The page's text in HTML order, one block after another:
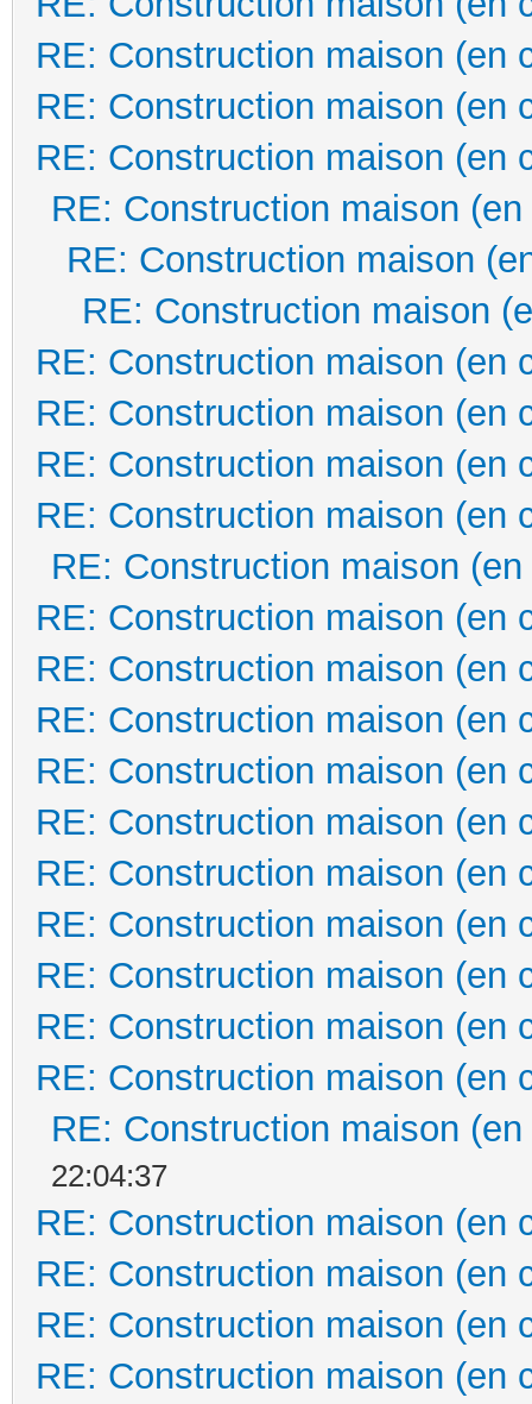
RE: Construction maison (en
RE: Construction maison (en
RE: Construction maison (en
RE: Construction maison
RE: Construction maison
RE: Construction maison
RE: Construction maison (en
RE: Construction maison (en
RE: Construction maison (en
RE: Construction maison (en
RE: Construction maison
RE: Construction maison (en
RE: Construction maison (en
RE: Construction maison (en
RE: Construction maison (en
RE: Construction maison (en
RE: Construction maison (en
RE: Construction maison (en
RE: Construction maison (en
RE: Construction maison (en
RE: Construction maison (en
RE: Construction maison
22:04:37
RE: Construction maison (en
RE: Construction maison (en
RE: Construction maison (en
RE: Construction maison (en